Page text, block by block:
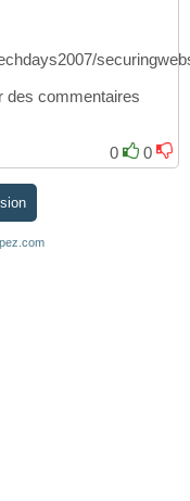
des commentaires
0
0